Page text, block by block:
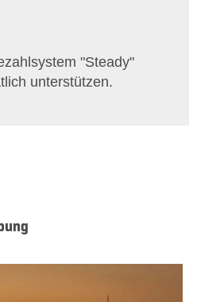
"Steady"
unterstützen.